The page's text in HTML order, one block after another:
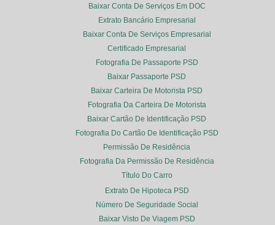
Baixar Conta De Serviços Em DOC
Extrato Bancário Empresarial
Baixar Conta De Serviços Empresarial
Certificado Empresarial
Fotografia De Passaporte PSD
Baixar Passaporte PSD
Baixar Carteira De Motorista PSD
Fotografia Da Carteira De Motorista
Baixar Cartão De Identificação PSD
Fotografia Do Cartão De Identificação PSD
Permissão De Residência
Fotografia Da Permissão De Residência
Título Do Carro
Extrato De Hipoteca PSD
Número De Seguridade Social
Baixar Visto De Viagem PSD